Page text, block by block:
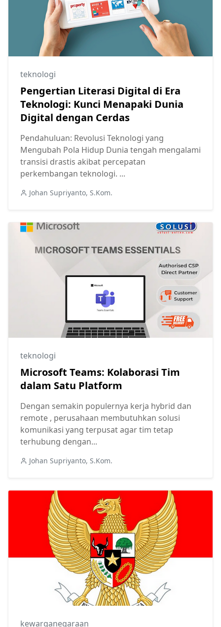
teknologi
Pengertian Literasi Digital di Era
Teknologi: Kunci Menapaki Dunia
Digital dengan Cerdas
Pendahuluan: Revolusi Teknologi yang
Mengubah Pola Hidup Dunia tengah mengalami
transisi drastis akibat percepatan
perkembangan teknologi. ...
Johan Supriyanto, S.Kom.
teknologi
Microsoft Teams: Kolaborasi Tim
dalam Satu Platform
Dengan semakin populernya kerja hybrid dan
remote , perusahaan membutuhkan solusi
komunikasi yang terpusat agar tim tetap
terhubung dengan...
Johan Supriyanto, S.Kom.
kewarganegaraan